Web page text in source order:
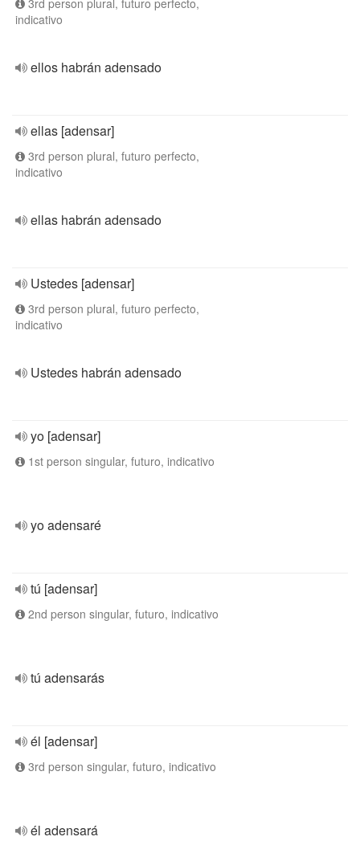
3rd person plural, futuro perfecto,
indicativo
ellos habrán adensado
ellas [adensar]
3rd person plural, futuro perfecto,
indicativo
ellas habrán adensado
Ustedes [adensar]
3rd person plural, futuro perfecto,
indicativo
Ustedes habrán adensado
yo [adensar]
1st person singular, futuro, indicativo
yo adensaré
tú [adensar]
2nd person singular, futuro, indicativo
tú adensarás
él [adensar]
3rd person singular, futuro, indicativo
él adensará